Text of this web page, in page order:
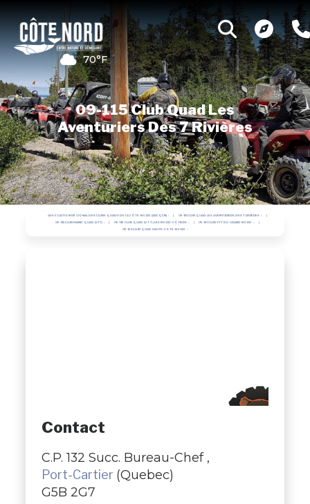
70°F
09-115 Club Quad Les
Aventuriers Des 7 Rivières
ASSOCIATION RÉGIONAL DES CLUBS QUADS DE LA CÔTE-NORD (ARCQCN) 09-115 CLUB QUAD LES AVENTURIERS DES 7 RIVIÈRES
09-125 CLUB MANIC QUAD (VTT) 09-136 CLUB QUAD (V.T.T.) LES NORD-CÔTIERS 09-161 CLUB VTT DU GRAND NORD
09-162 CLUB QUAD HAUTE-COTE-NORD
Contact
C.P. 132 Succ. Bureau-Chef ,
Port-Cartier (Quebec)
G5B 2G7